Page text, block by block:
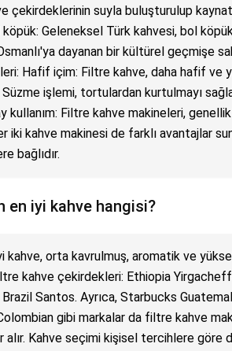
çekirdeklerinin suyla buluşturulup
Geleneksel Türk kahvesi, bol
dayanan bir kültürel geçmişe
Hafif içim: Filtre kahve, daha hafif ve
işlemi, tortulardan kurtulmayı
kullanım: Filtre kahve makineleri,
iki kahve makinesi de farklı avantajlar
bağlıdır.
en iyi kahve hangisi?
kahve, orta kavrulmuş, aromatik ve
kahve çekirdekleri: Ethiopia
Santos. Ayrıca, Starbucks
gibi markalar da filtre kahve
alır. Kahve seçimi kişisel tercihlere göre